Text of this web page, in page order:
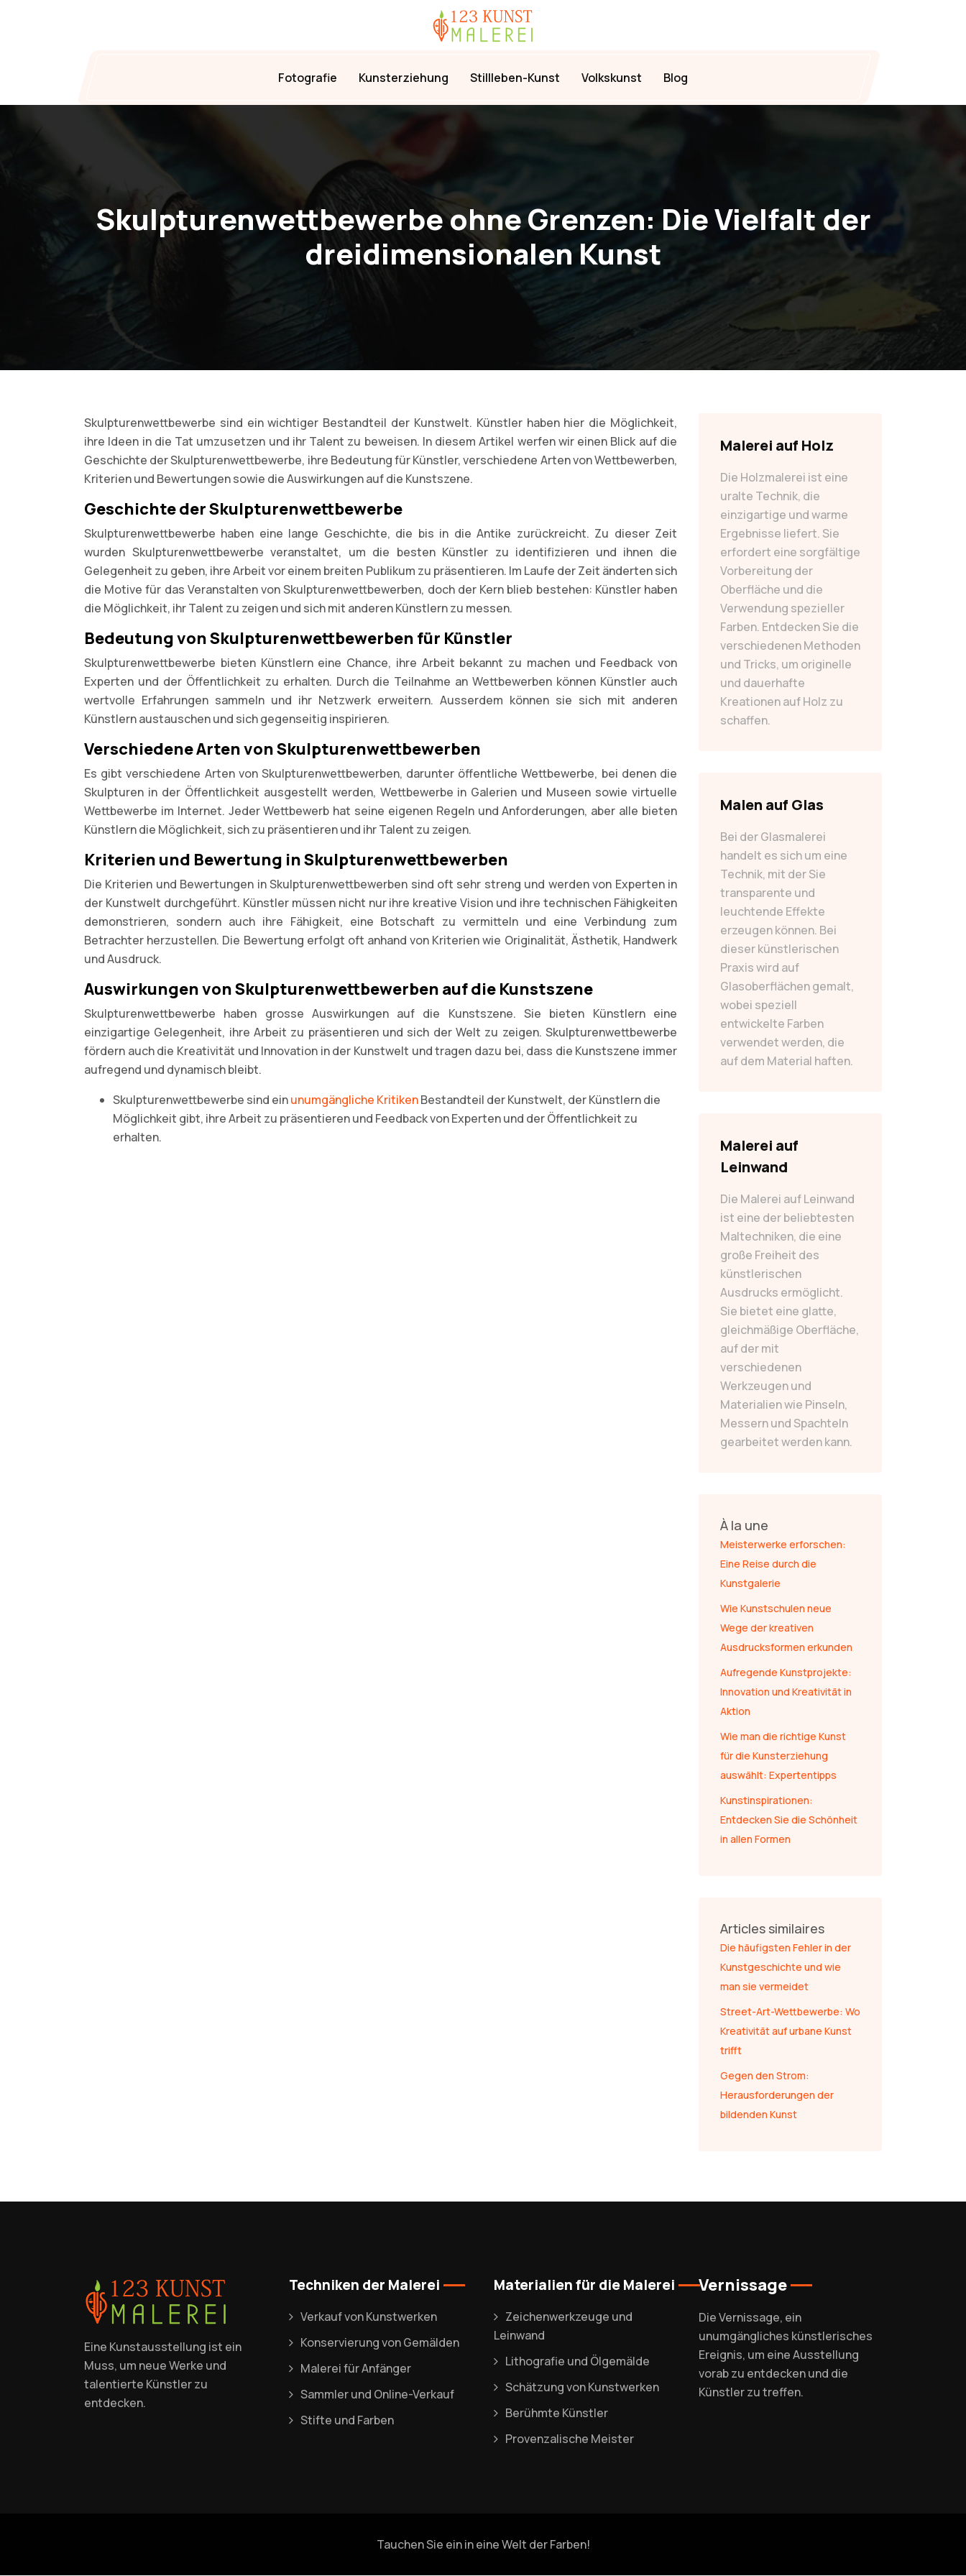
Fotografie Kunsterziehung Stillleben-Kunst Volkskunst Blog
Skulpturenwettbewerbe ohne Grenzen: Die Vielfalt der
dreidimensionalen Kunst
Skulpturenwettbewerbe sind ein wichtiger Bestandteil der Kunstwelt. Künstler haben hier die Möglichkeit,
ihre Ideen in die Tat umzusetzen und ihr Talent zu beweisen. In diesem Artikel werfen wir einen Blick auf die
Geschichte der Skulpturenwettbewerbe, ihre Bedeutung für Künstler, verschiedene Arten von Wettbewerben,
Kriterien und Bewertungen sowie die Auswirkungen auf die Kunstszene.
Geschichte der Skulpturenwettbewerbe
Skulpturenwettbewerbe haben eine lange Geschichte, die bis in die Antike zurückreicht. Zu dieser Zeit
wurden Skulpturenwettbewerbe veranstaltet, um die besten Künstler zu identifizieren und ihnen die
Gelegenheit zu geben, ihre Arbeit vor einem breiten Publikum zu präsentieren. Im Laufe der Zeit änderten sich
die Motive für das Veranstalten von Skulpturenwettbewerben, doch der Kern blieb bestehen: Künstler haben
die Möglichkeit, ihr Talent zu zeigen und sich mit anderen Künstlern zu messen.
Bedeutung von Skulpturenwettbewerben für Künstler
Skulpturenwettbewerbe bieten Künstlern eine Chance, ihre Arbeit bekannt zu machen und Feedback von
Experten und der Öffentlichkeit zu erhalten. Durch die Teilnahme an Wettbewerben können Künstler auch
wertvolle Erfahrungen sammeln und ihr Netzwerk erweitern. Ausserdem können sie sich mit anderen
Künstlern austauschen und sich gegenseitig inspirieren.
Verschiedene Arten von Skulpturenwettbewerben
Es gibt verschiedene Arten von Skulpturenwettbewerben, darunter öffentliche Wettbewerbe, bei denen die
Skulpturen in der Öffentlichkeit ausgestellt werden, Wettbewerbe in Galerien und Museen sowie virtuelle
Wettbewerbe im Internet. Jeder Wettbewerb hat seine eigenen Regeln und Anforderungen, aber alle bieten
Künstlern die Möglichkeit, sich zu präsentieren und ihr Talent zu zeigen.
Kriterien und Bewertung in Skulpturenwettbewerben
Die Kriterien und Bewertungen in Skulpturenwettbewerben sind oft sehr streng und werden von Experten in
der Kunstwelt durchgeführt. Künstler müssen nicht nur ihre kreative Vision und ihre technischen Fähigkeiten
demonstrieren, sondern auch ihre Fähigkeit, eine Botschaft zu vermitteln und eine Verbindung zum
Betrachter herzustellen. Die Bewertung erfolgt oft anhand von Kriterien wie Originalität, Ästhetik, Handwerk
und Ausdruck.
Auswirkungen von Skulpturenwettbewerben auf die Kunstszene
Skulpturenwettbewerbe haben grosse Auswirkungen auf die Kunstszene. Sie bieten Künstlern eine
einzigartige Gelegenheit, ihre Arbeit zu präsentieren und sich der Welt zu zeigen. Skulpturenwettbewerbe
fördern auch die Kreativität und Innovation in der Kunstwelt und tragen dazu bei, dass die Kunstszene immer
aufregend und dynamisch bleibt.
Skulpturenwettbewerbe sind einunumgängliche KritikenBestandteil der Kunstwelt, der Künstlern die
Möglichkeit gibt, ihre Arbeit zu präsentieren und Feedback von Experten und der Öffentlichkeit zu
erhalten.
Malerei auf Holz
Die Holzmalerei ist eine
uralte Technik, die
einzigartige und warme
Ergebnisse liefert. Sie
erfordert eine sorgfältige
Vorbereitung der
Oberfläche und die
Verwendung spezieller
Farben. Entdecken Sie die
verschiedenen Methoden
und Tricks, um originelle
und dauerhafte
Kreationen auf Holz zu
schaffen.
Malen auf Glas
Bei der Glasmalerei
handelt es sich um eine
Technik, mit der Sie
transparente und
leuchtende Effekte
erzeugen können. Bei
dieser künstlerischen
Praxis wird auf
Glasoberflächen gemalt,
wobei speziell
entwickelte Farben
verwendet werden, die
auf dem Material haften.
Malerei auf
Leinwand
Die Malerei auf Leinwand
ist eine der beliebtesten
Maltechniken, die eine
große Freiheit des
künstlerischen
Ausdrucks ermöglicht.
Sie bietet eine glatte,
gleichmäßige Oberfläche,
auf der mit
verschiedenen
Werkzeugen und
Materialien wie Pinseln,
Messern und Spachteln
gearbeitet werden kann.
À la une
Meisterwerke erforschen:
Eine Reise durch die
Kunstgalerie
Wie Kunstschulen neue
Wege der kreativen
Ausdrucksformen erkunden
Aufregende Kunstprojekte:
Innovation und Kreativität in
Aktion
Wie man die richtige Kunst
für die Kunsterziehung
auswählt: Expertentipps
Kunstinspirationen:
Entdecken Sie die Schönheit
in allen Formen
Articles similaires
Die häufigsten Fehler in der
Kunstgeschichte und wie
man sie vermeidet
Street-Art-Wettbewerbe: Wo
Kreativität auf urbane Kunst
trifft
Gegen den Strom:
Herausforderungen der
bildenden Kunst
Eine Kunstausstellung ist ein
Muss, um neue Werke und
talentierte Künstler zu
entdecken.
Techniken der Malerei
Verkauf von Kunstwerken
Konservierung von Gemälden
Malerei für Anfänger
Sammler und Online-Verkauf
Stifte und Farben
Materialien für die Malerei
Zeichenwerkzeuge und
Leinwand
Lithografie und Ölgemälde
Schätzung von Kunstwerken
Berühmte Künstler
Provenzalische Meister
Vernissage
Die Vernissage, ein
unumgängliches künstlerisches
Ereignis, um eine Ausstellung
vorab zu entdecken und die
Künstler zu treffen.
Tauchen Sie ein in eine Welt der Farben!